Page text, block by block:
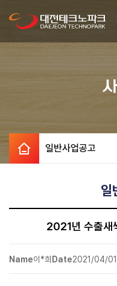
일반사업공고
일
2021년 수출새
Name이*희 Date2021/04/